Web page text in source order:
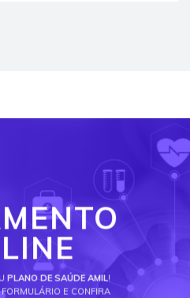
PLANO DE SAÚDE AMIL!
E CONFIRA